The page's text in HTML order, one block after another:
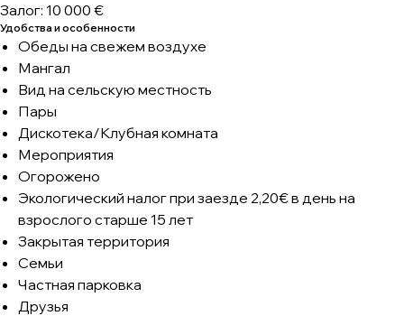
Залог: 10 000 €
Удобства и особенности
Обеды на свежем воздухе
Мангал
Вид на сельскую местность
Пары
Дискотека/Клубная комната
Мероприятия
Огорожено
Экологический налог при заезде 2,20€ в день на
взрослого старше 15 лет
Закрытая территория
Семьи
Частная парковка
Друзья